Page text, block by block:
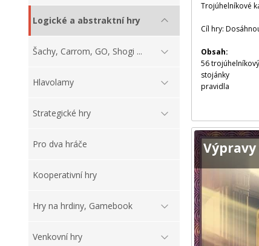
Logické a abstraktní hry
Šachy, Carrom, GO, Shogi ...
Hlavolamy
Strategické hry
Pro dva hráče
Kooperativní hry
Hry na hrdiny, Gamebook
Venkovní hry
Trojúhelníkové
Cíl hry:
Obsah:
56
stojánky
pravidla